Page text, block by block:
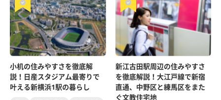
小机の住みやすさを徹底解
説！日産スタジアム最寄りで
叶える新横浜1駅の暮らし
新江古田駅周辺の住みやすさ
を徹底解説！大江戸線で新宿
直通、中野区と練馬区をまた
ぐ文教住宅地